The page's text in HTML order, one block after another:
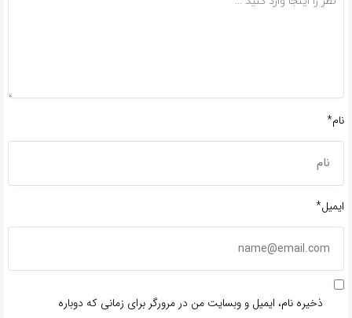
نام*
ایمیل*
ذخیره نام، ایمیل و وبسایت من در مرورگر برای زمانی که دوباره